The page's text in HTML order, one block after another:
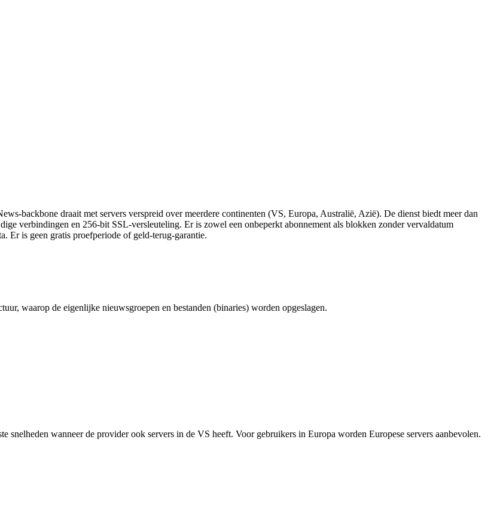
backbone draait met servers verspreid over meerdere continenten (VS, Europa, Australië, Azië). De dienst biedt meer dan
verbindingen en 256-bit SSL-versleuteling. Er is zowel een onbeperkt abonnement als blokken zonder vervaldatum
Er is geen gratis proefperiode of geld-terug-garantie.
waarop de eigenlijke nieuwsgroepen en bestanden (binaries) worden opgeslagen.
wanneer de provider ook servers in de VS heeft. Voor gebruikers in Europa worden Europese servers aanbevolen.